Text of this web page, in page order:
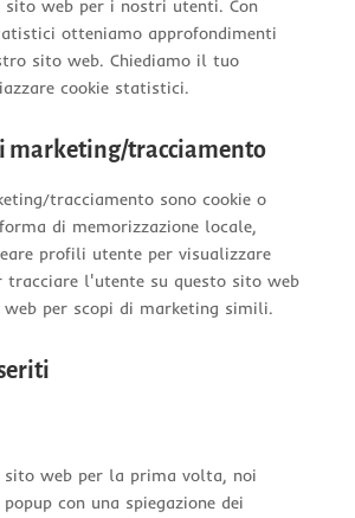
sito web per i nostri utenti. Con
otteniamo approfondimenti
sito web. Chiediamo il tuo
cookie statistici.
marketing/tracciamento
tracciamento sono cookie o
di memorizzazione locale,
profili utente per visualizzare
tracciare l'utente su questo sito web
per scopi di marketing simili.
web per la prima volta, noi
con una spiegazione dei